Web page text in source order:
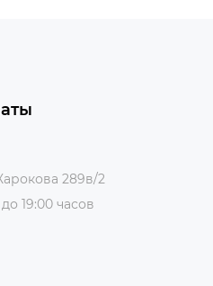
289в/2
19:00 часов